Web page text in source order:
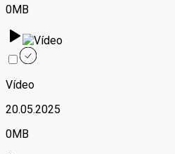
0MB
Vídeo
20.05.2025
0MB